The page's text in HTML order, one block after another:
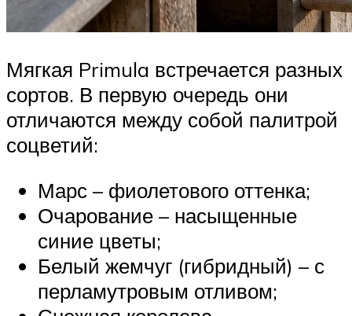
Мягкая Primula встречается разных
сортов. В первую очередь они
отличаются между собой палитрой
соцветий:
Марс – фиолетового оттенка;
Очарование – насыщенные
синие цветы;
Белый жемчуг (гибридный) – с
перламутровым отливом;